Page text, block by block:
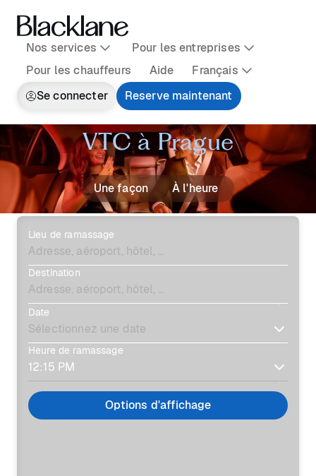
Nos services
Pour les entreprises
Pour les chauffeurs
Aide
Français
Se connecter
Reserve maintenant
VTC à Prague
Une façon À l'heure
Lieu de ramassage
Destination
Date
Heure de ramassage
Options d'affichage